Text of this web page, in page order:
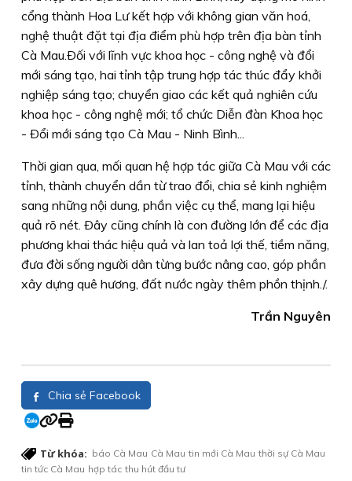
cổng thành Hoa Lư kết hợp với không gian văn hoá,
nghệ thuật đặt tại địa điểm phù hợp trên địa bàn tỉnh
Cà Mau.Ðối với lĩnh vực khoa học - công nghệ và đổi
mới sáng tạo, hai tỉnh tập trung hợp tác thúc đẩy khởi
nghiệp sáng tạo; chuyển giao các kết quả nghiên cứu
khoa học - công nghệ mới; tổ chức Diễn đàn Khoa học
- Ðổi mới sáng tạo Cà Mau - Ninh Bình...
Thời gian qua, mối quan hệ hợp tác giữa Cà Mau với các
tỉnh, thành chuyển dần từ trao đổi, chia sẻ kinh nghiệm
sang những nội dung, phần việc cụ thể, mang lại hiệu
quả rõ nét. Ðây cũng chính là con đường lớn để các địa
phương khai thác hiệu quả và lan toả lợi thế, tiềm năng,
đưa đời sống người dân từng bước nâng cao, góp phần
xây dựng quê hương, đất nước ngày thêm phồn thịnh./.
Trần Nguyên
Chia sẻ Facebook
Từ khóa: báo Cà Mau Cà Mau tin mới Cà Mau thời sự Cà Mau
tin tức Cà Mau hợp tác thu hút đầu tư